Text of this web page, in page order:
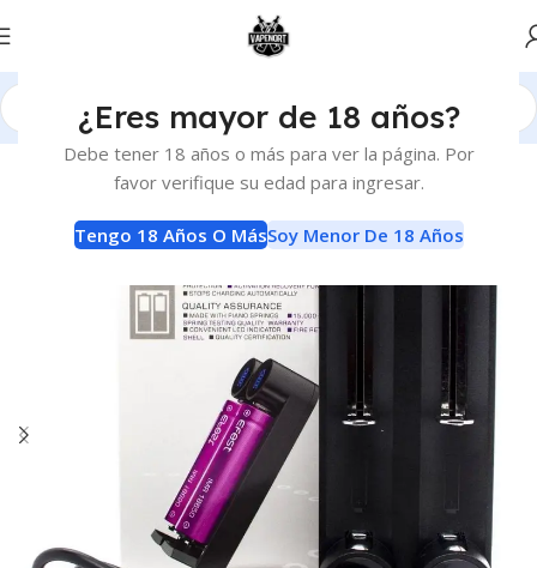
¿Eres mayor de 18 años?
Debe tener 18 años o más para ver la página. Por
favor verifique su edad para ingresar.
Tengo 18 Años O MásSoy Menor De 18 Años
Inicio Baterias y Cargadores Cargadores